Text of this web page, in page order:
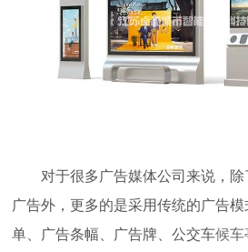
对于很多广告媒体公司来说，
广告外，更多的是采用传统的广告模
单、广告条幅、广告牌、公交车候车